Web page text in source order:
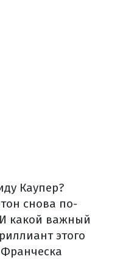
Каупер?
снова по-
какой важный
этого